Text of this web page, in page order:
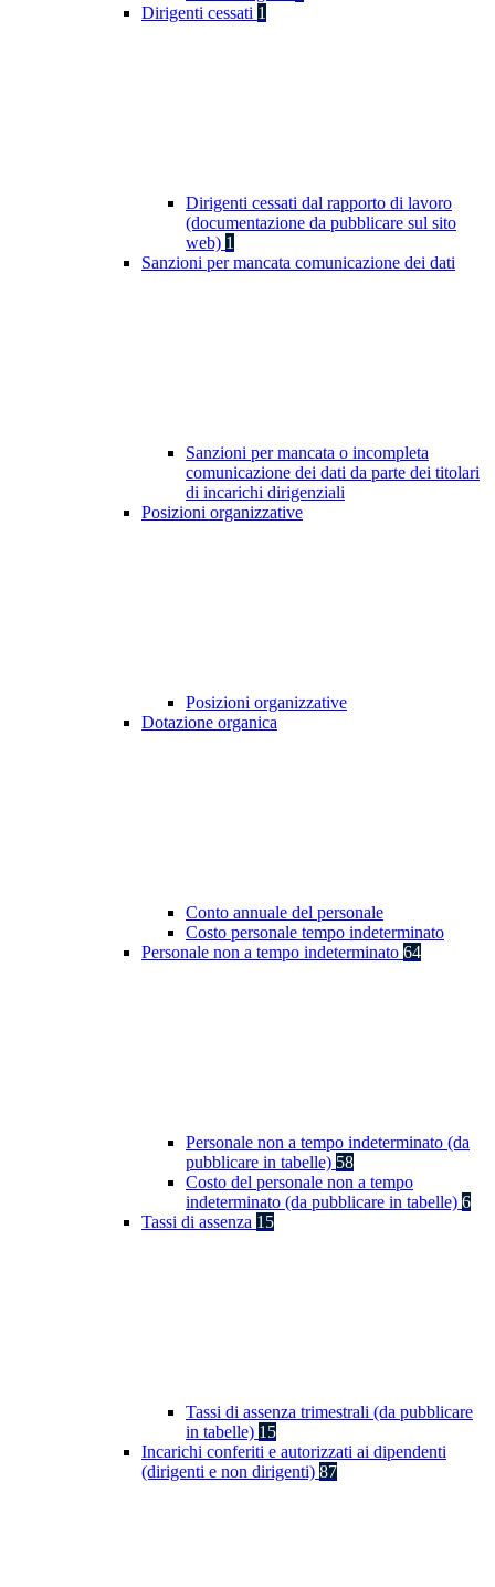
Dirigenti cessati 1
Dirigenti cessati dal rapporto di lavoro
(documentazione da pubblicare sul sito
web) 1
Sanzioni per mancata comunicazione dei dati
Sanzioni per mancata o incompleta
comunicazione dei dati da parte dei titolari
di incarichi dirigenziali
Posizioni organizzative
Posizioni organizzative
Dotazione organica
Conto annuale del personale
Costo personale tempo indeterminato
Personale non a tempo indeterminato 64
Personale non a tempo indeterminato (da
pubblicare in tabelle) 58
Costo del personale non a tempo
indeterminato (da pubblicare in tabelle) 6
Tassi di assenza 15
Tassi di assenza trimestrali (da pubblicare
in tabelle) 15
Incarichi conferiti e autorizzati ai dipendenti
(dirigenti e non dirigenti) 87